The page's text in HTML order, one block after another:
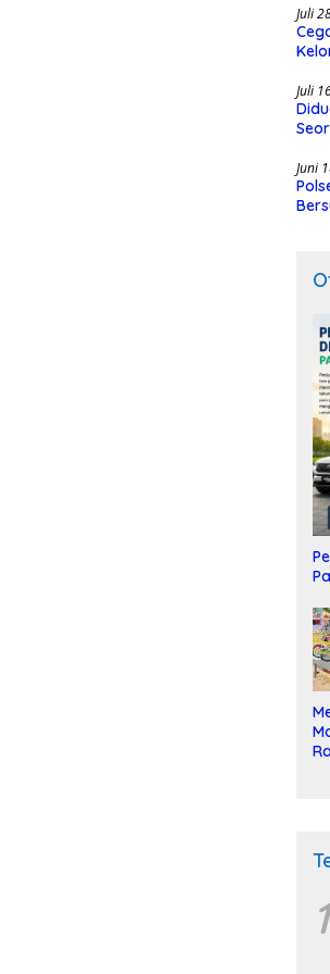
Juli
Juli
Juni
1